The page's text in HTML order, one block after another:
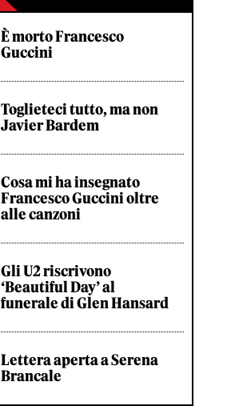
È morto Francesco
Guccini
Toglieteci tutto, ma non
Javier Bardem
Cosa mi ha insegnato
Francesco Guccini oltre
alle canzoni
Gli U2 riscrivono
‘Beautiful Day’ al
funerale di Glen Hansard
Lettera aperta a Serena
Brancale